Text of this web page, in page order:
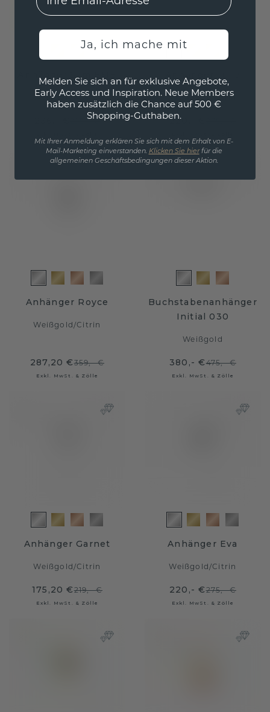
Weißgold/Citrin
295,- €
Weißgold/ Citrin
220,- €
Anhänger Royce
Weißgold/Citrin
287,20 €359,- €
Exkl. MwSt. & Zölle
Buchstabenanhänger
Initial 030
Weißgold
380,- €475,- €
Exkl. MwSt. & Zölle
Anhänger Garnet
Weißgold/Citrin
175,20 €219,- €
Exkl. MwSt. & Zölle
Anhänger Eva
Weißgold/Citrin
220,- €275,- €
Exkl. MwSt. & Zölle
Ja, ich mache mit
Melden Sie sich an für exklusive Angebote,
Early Access und Inspiration. Neue Members
haben zusätzlich die Chance auf 500 €
Shopping-Guthaben.
Mit Ihrer Anmeldung erklären Sie sich mit dem Erhalt von E-
Mail-Marketing einverstanden. Klicken Sie hierfür die
allgemeinen Geschäftsbedingungen dieser Aktion.